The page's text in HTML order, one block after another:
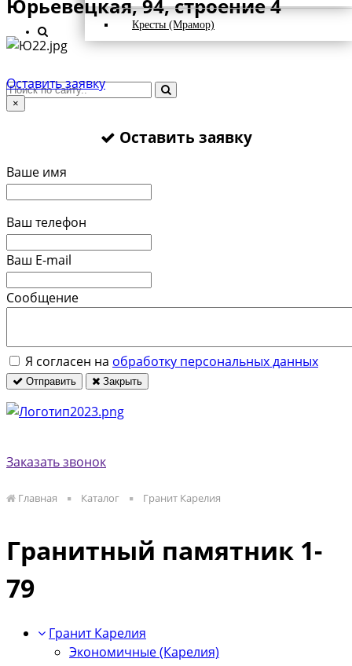
Кресты (Мрамор)
Юрьевецкая, 94, строение 4
Оставить заявку
×
Оставить заявку
Ваше имя
Ваш телефон
Ваш E-mail
Сообщение
Я согласен на обработку персональных данных
Отправить Закрыть
Заказать звонок
Главная Каталог Гранит Карелия
Гранитный памятник 1-
79
Гранит Карелия
Экономичные (Карелия)